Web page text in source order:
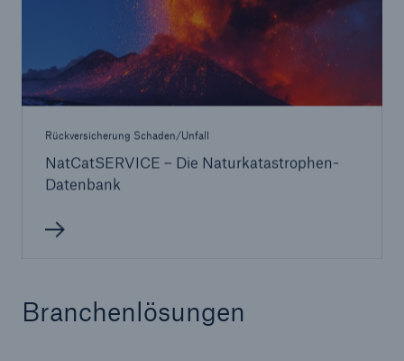
Rückversicherung Schaden/Unfall
NatCatSERVICE – Die Naturkatastrophen-
Datenbank
Branchenlösungen